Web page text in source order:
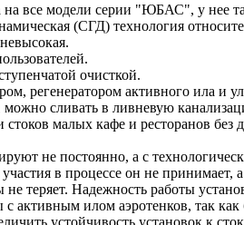
на все модели серии "ЮБАС", у
(СГД) технология
очисткой.
регенератором активного ила и
сливать в ливневую
малых кафе и ресторанов без
не постоянно, а с
в процессе он не принимает,
теряет. Надежность работы
активным илом аэротенков, так
устойчивость установок к